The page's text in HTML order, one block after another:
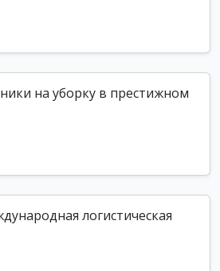
на уборку в престижном
логистическая